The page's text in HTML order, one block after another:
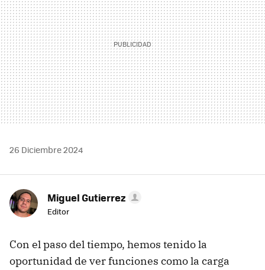
26 Diciembre 2024
Miguel Gutierrez
Editor
Con el paso del tiempo, hemos tenido la
oportunidad de ver funciones como la carga